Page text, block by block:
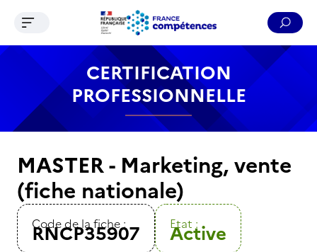
Contenu Recherche Menu Pied de page
Ouvrir le menu de navigation
CERTIFICATION
PROFESSIONNELLE
MASTER - Marketing, vente
(fiche nationale)
Code de la fiche :
RNCP35907 Etat :
Active